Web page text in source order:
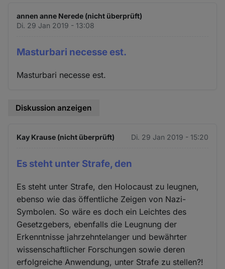
annen anne Nerede (nicht überprüft)
Di. 29 Jan 2019 - 13:08
Masturbari necesse est.
Masturbari necesse est.
Diskussion anzeigen
Kay Krause (nicht überprüft) Di. 29 Jan 2019 - 15:20
Es steht unter Strafe, den
Es steht unter Strafe, den Holocaust zu leugnen,
ebenso wie das öffentliche Zeigen von Nazi-
Symbolen. So wäre es doch ein Leichtes des
Gesetzgebers, ebenfalls die Leugnung der
Erkenntnisse jahrzehntelanger und bewährter
wissenschaftlicher Forschungen sowie deren
erfolgreiche Anwendung, unter Strafe zu stellen?!